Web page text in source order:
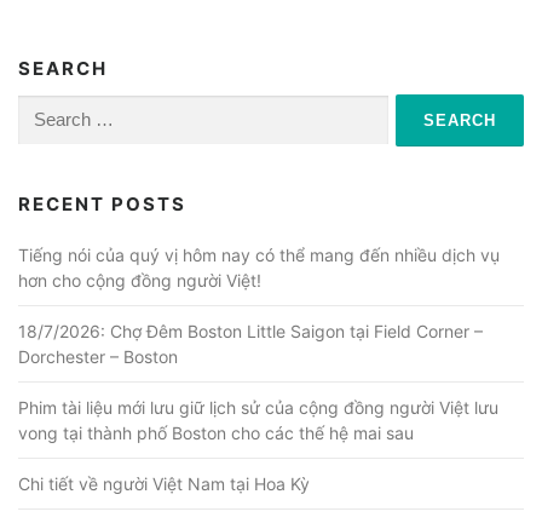
SEARCH
Search
for:
RECENT POSTS
Tiếng nói của quý vị hôm nay có thể mang đến nhiều dịch vụ
hơn cho cộng đồng người Việt!
18/7/2026: Chợ Đêm Boston Little Saigon tại Field Corner –
Dorchester – Boston
Phim tài liệu mới lưu giữ lịch sử của cộng đồng người Việt lưu
vong tại thành phố Boston cho các thế hệ mai sau
Chi tiết về người Việt Nam tại Hoa Kỳ